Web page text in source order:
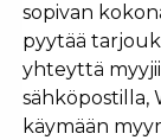
sopivan
pyytää
yhteyttä
sähköpostilla,
käymään